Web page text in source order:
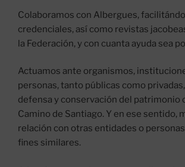
Colaboramos con Albergues,
credenciales, así como revistas
la Federación, y con cuanta ayuda sea
Actuamos ante organismos,
personas, tanto públicas como
defensa y conservación del patrimonio
Camino de Santiago. Y en ese sentido,
relación con otras entidades o
fines similares.